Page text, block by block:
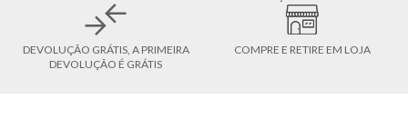
DEVOLUÇÃO GRÁTIS, A PRIMEIRA
DEVOLUÇÃO É GRÁTIS
COMPRE E RETIRE EM LOJA